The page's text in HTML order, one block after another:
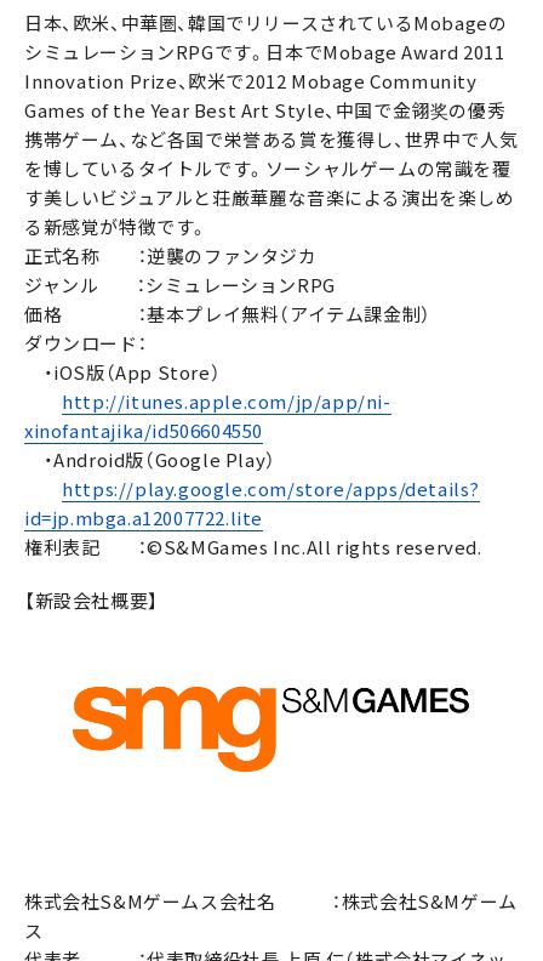
日本、欧米、中華圏、韓国でリリースされているMobageの
シミュレーションRPGです。日本でMobage Award 2011
Innovation Prize、欧米で2012 Mobage Community
Games of the Year Best Art Style、中国で金翎奖の優秀
携帯ゲーム、など各国で栄誉ある賞を獲得し、世界中で人気
を博しているタイトルです。ソーシャルゲームの常識を覆
す美しいビジュアルと荘厳華麗な音楽による演出を楽しめ
る新感覚が特徴です。
正式名称 ：逆襲のファンタジカ
ジャンル ：シミュレーションRPG
価格 ：基本プレイ無料（アイテム課金制）
ダウンロード：
・iOS版（App Store）
http://itunes.apple.com/jp/app/ni-
xinofantajika/id506604550
・Android版（Google Play）
https://play.google.com/store/apps/details?
id=jp.mbga.a12007722.lite
権利表記 ：©S&MGames Inc.All rights reserved.
【新設会社概要】
株式会社S&Mゲームス会社名 ：株式会社S&Mゲーム
ス